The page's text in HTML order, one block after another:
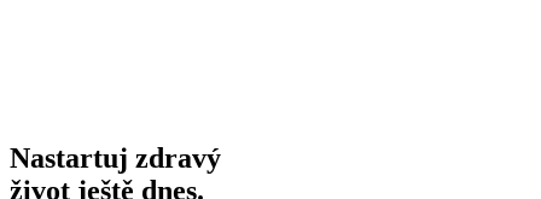
Nastartuj zdravý
život ještě dnes.